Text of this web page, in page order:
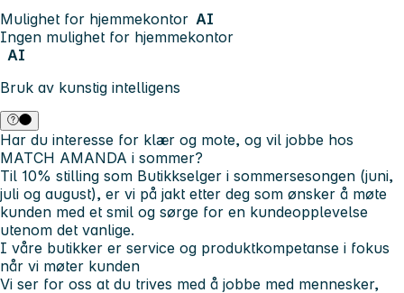
Mulighet for hjemmekontor AI
Ingen mulighet for hjemmekontor
AI
Bruk av kunstig intelligens
Har du interesse for klær og mote, og vil jobbe hos
MATCH AMANDA i sommer?
Til 10% stilling som Butikkselger i sommersesongen (juni,
juli og august), er vi på jakt etter deg som ønsker å møte
kunden med et smil og sørge for en kundeopplevelse
utenom det vanlige.
I våre butikker er service og produktkompetanse i fokus
når vi møter kunden
Vi ser for oss at du trives med å jobbe med mennesker,